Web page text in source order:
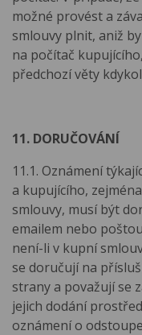
možné provést a
smlouvy plnit, aniž
na počítač
předchozí věty
11. DORUČOVÁNÍ
11.1. Oznámení
a kupujícího,
smlouvy, musí být
emailem nebo
není-li v kupní
se doručují na
strany a považují se
jejich dodání
oznámení o